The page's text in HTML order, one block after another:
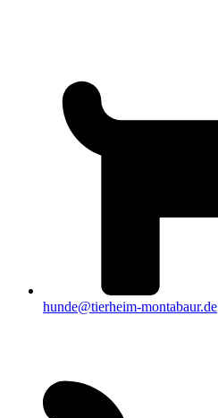
hunde@tierheim-montabaur.de